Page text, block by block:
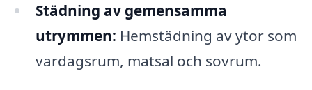
Städning av gemensamma
utrymmen: Hemstädning av ytor som
vardagsrum, matsal och sovrum.